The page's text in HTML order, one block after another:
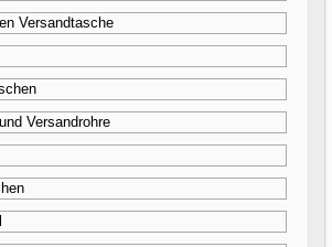
Versandtasche
Versandrohre